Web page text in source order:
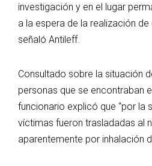
investigación y en el lugar
a la espera de la realización de
señaló Antileff.
Consultado sobre la situación
personas que se encontraban
funcionario explicó que “por la
víctimas fueron trasladadas al
aparentemente por inhalación